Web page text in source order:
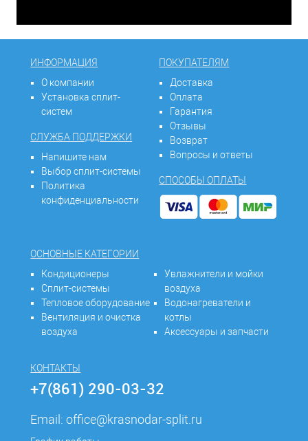
ИНФОРМАЦИЯ
О компании
Установка сплит-
систем
СЛУЖБА ПОДДЕРЖКИ
Напишите нам
Выбор сплит-системы
Политика
конфиденциальности
ПОКУПАТЕЛЯМ
Доставка
Оплата
Гарантия
Отзывы
Возврат
Вопросы и ответы
СПОСОБЫ ОПЛАТЫ
ОСНОВНЫЕ КАТЕГОРИИ
Кондиционеры
Сплит-системы
Тепловое оборудование
Вентиляция и очистка
воздуха
Увлажнители и мойки
воздуха
Водонагреватели и
котлы
Аксессуары и запчасти
КОНТАКТЫ
+7(861) 290-03-32
Email:office@krasnodar-split.ru